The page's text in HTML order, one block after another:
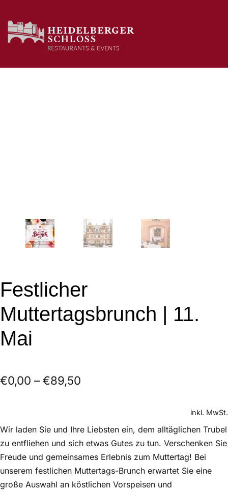
Festlicher
Muttertagsbrunch | 11.
Mai
€0,00 –€89,50
inkl. MwSt.
Wir laden Sie und Ihre Liebsten ein, dem alltäglichen Trubel
zu entfliehen und sich etwas Gutes zu tun. Verschenken Sie
Freude und gemeinsames Erlebnis zum Muttertag! Bei
unserem festlichen Muttertags-Brunch erwartet Sie eine
große Auswahl an köstlichen Vorspeisen und